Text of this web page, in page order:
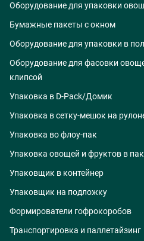
Оборудование для упаковки
Бумажные пакеты с окном
Оборудование для упаковки в
Оборудование для фасовки
клипсой
Упаковка в D-Pack/Домик
Упаковка в сетку-мешок на
Упаковка во флоу-пак
Упаковка овощей и фруктов в
Упаковщик в контейнер
Упаковщик на подложку
Формирователи гофрокоробов
Транспортировка и паллетайзинг